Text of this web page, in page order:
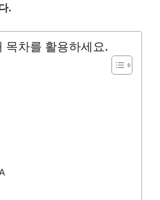
.
목차를 활용하세요.